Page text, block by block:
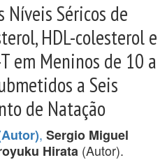
Níveis Séricos de
HDL-colesterol e
em Meninos de 10 a
a Seis
de Natação
, Sergio Miguel
Hirata (Autor).